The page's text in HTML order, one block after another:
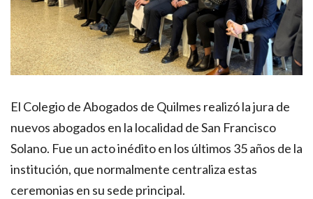
El Colegio de Abogados de Quilmes realizó la jura de
nuevos abogados en la localidad de San Francisco
Solano. Fue un acto inédito en los últimos 35 años de la
institución, que normalmente centraliza estas
ceremonias en su sede principal.